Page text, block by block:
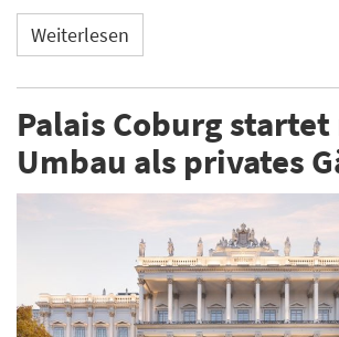
Weiterlesen
Palais Coburg startet
Umbau als privates